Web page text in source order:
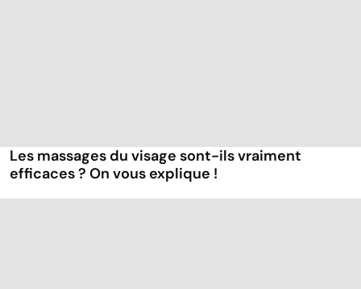
Les massages du visage sont-ils vraiment
efficaces ? On vous explique !